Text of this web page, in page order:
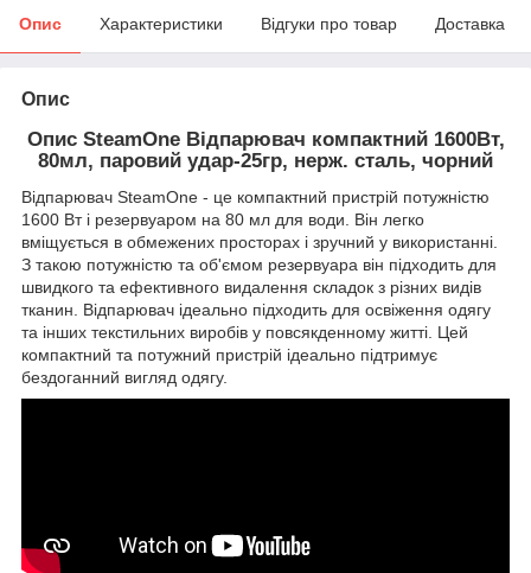
Опис Характеристики Відгуки про товар Доставка
Опис
Опис SteamOne Відпарювач компактний 1600Вт,
80мл, паровий удар-25гр, нерж. сталь, чорний
Відпарювач SteamOne - це компактний пристрій потужністю
1600 Вт і резервуаром на 80 мл для води. Він легко
вміщується в обмежених просторах і зручний у використанні.
З такою потужністю та об'ємом резервуара він підходить для
швидкого та ефективного видалення складок з різних видів
тканин. Відпарювач ідеально підходить для освіження одягу
та інших текстильних виробів у повсякденному житті. Цей
компактний та потужний пристрій ідеально підтримує
бездоганний вигляд одягу.